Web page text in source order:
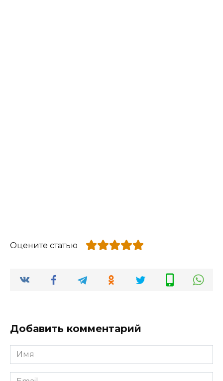
Оцените статью
Добавить комментарий
Имя
*
Email